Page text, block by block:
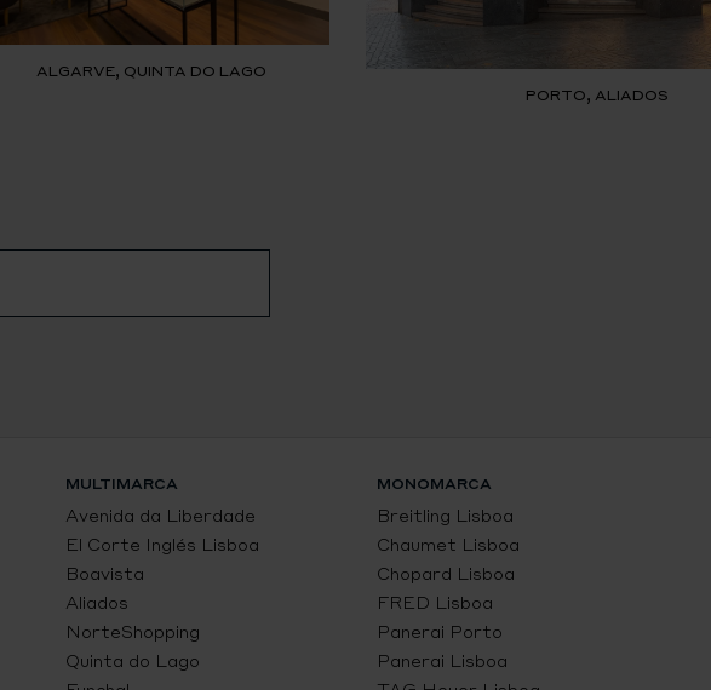
ALGARVE, QUINTA DO LAGO
PORTO, ALIADOS
MULTIMARCA
Avenida da Liberdade
El Corte Inglés Lisboa
Boavista
Aliados
NorteShopping
Quinta do Lago
MONOMARCA
Breitling Lisboa
Chaumet Lisboa
Chopard Lisboa
FRED Lisboa
Panerai Porto
Panerai Lisboa